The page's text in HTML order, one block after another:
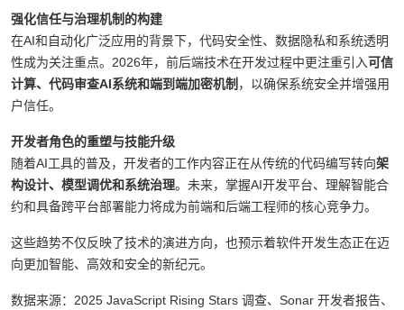
强化信任与治理机制的构建
在AI和自动化广泛应用的背景下，代码安全性、数据隐私和系统透明
性成为关注重点。2026年，前后端技术在开发过程中更注重引入可信
计算、代码审查AI系统和端到端加密机制
开发者角色的重塑与技能升级
随着AI工具的普及，开发者的工作内容正在从传统的代码编写转向架
构设计、模型调优和系统治理。未来，掌握AI开发平台、理解智能合
这些趋势不仅反映了技术的演进方向，也预示着软件开发生态正在迈